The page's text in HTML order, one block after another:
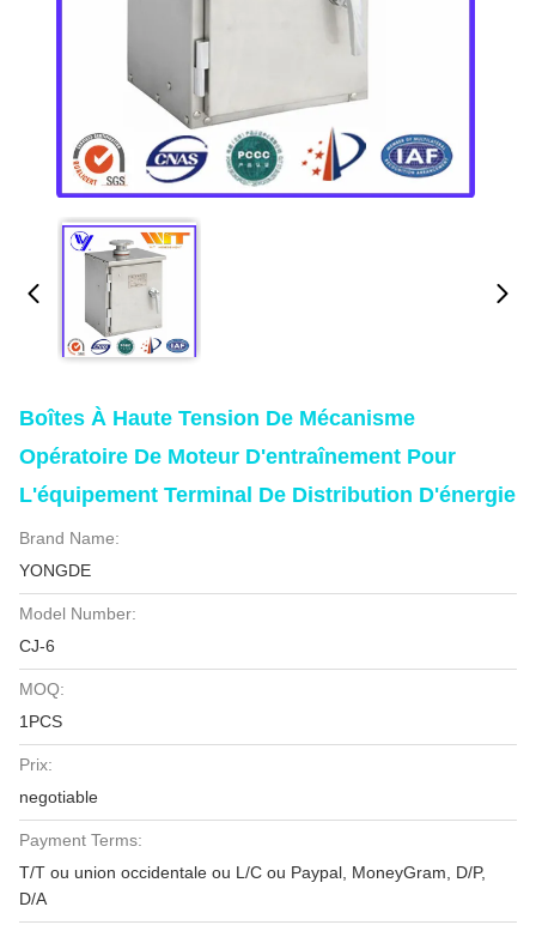
Boîtes À Haute Tension De Mécanisme
Opératoire De Moteur D'entraînement Pour
L'équipement Terminal De Distribution D'énergie
Brand Name:
YONGDE
Model Number:
CJ-6
MOQ:
1PCS
Prix:
negotiable
Payment Terms:
T/T ou union occidentale ou L/C ou Paypal, MoneyGram, D/P,
D/A